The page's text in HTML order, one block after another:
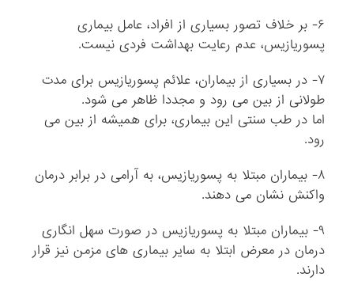
۶- بر خلاف تصور بسیاری از افراد، عامل بیماری
پسوریازیس، عدم رعایت بهداشت فردی نیست.
۷- در بسیاری از بیماران، علائم پسوریازیس برای مدت
طولانی از بین می رود و مجددا ظاهر می شود.
اما در طب سنتی این بیماری، برای همیشه از بین می
رود.
۸- بیماران مبتلا به پسوریازیس، به آرامی در برابر درمان
واکنش نشان می دهند.
۹- بیماران مبتلا به پسوریازیس در صورت سهل انگاری
درمان در معرض ابتلا به سایر بیماری های مزمن نیز قرار
دارند.